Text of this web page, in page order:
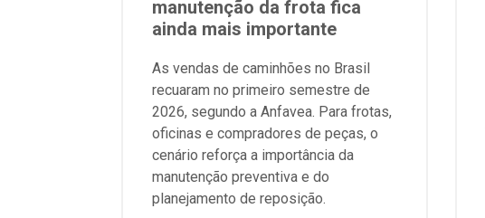
manutenção da frota fica
ainda mais importante
As vendas de caminhões no Brasil
recuaram no primeiro semestre de
2026, segundo a Anfavea. Para frotas,
oficinas e compradores de peças, o
cenário reforça a importância da
manutenção preventiva e do
planejamento de reposição.